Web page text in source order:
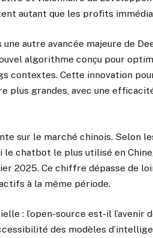
autant que les profits
autre avancée majeure de
algorithme conçu pour
contextes. Cette innovation
plus grandes, avec une
sur le marché chinois. Selon
le chatbot le plus utilisé en
2025. Ce chiffre dépasse de
à la même période.
: l’open-source est-il l’avenir
des modèles